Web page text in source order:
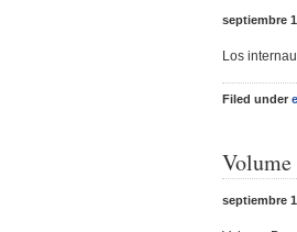
septiembre
Los
Filed under
septiembre